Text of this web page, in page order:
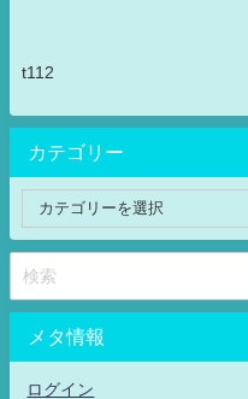
t112
カテゴリー
メタ情報
ログイン